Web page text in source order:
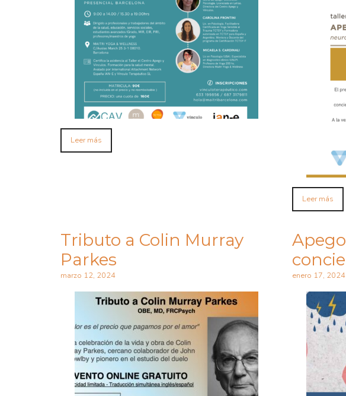
Leer más
Leer más
Tributo a Colin Murray
Parkes
marzo 12, 2024 enero 17, 2024